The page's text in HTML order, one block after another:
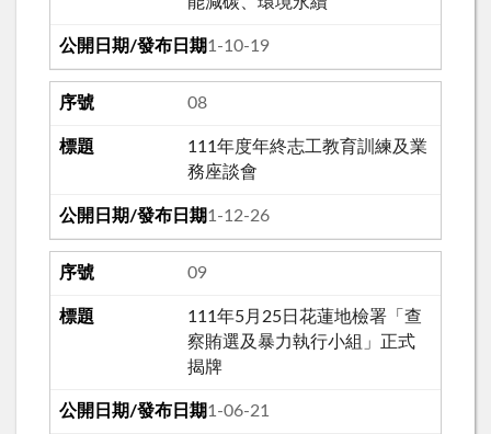
111-10-19
08
111年度年終志工教育訓練及業
務座談會
111-12-26
09
111年5月25日花蓮地檢署「查
察賄選及暴力執行小組」正式
揭牌
111-06-21